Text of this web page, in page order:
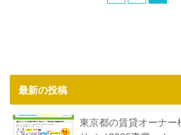
最新の投稿
東京都の賃貸オーナー